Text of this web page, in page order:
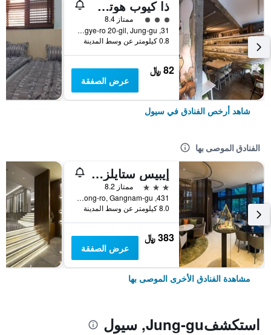
ذا كيوب هوتل - دار ضيافة
تقييم فئة 3ممتاز 8.4
31, Toegye-ro 20-gil, Jung-gu, سيول, كوريا الجنوبية
0.8 كيلومتر عن وسط المدينة
82 ﷼
عرض الصفقة
شاهد أرخص الفنادق في سيول
الفنادق الموصى بها
إيبيس ستايلز أمباسادور سيول غانغنام
3 نجوم
ممتاز 8.2
431, Samseong-ro, Gangnam-gu, سيول, كوريا الجنوبية
8.0 كيلومتر عن وسط المدينة
383 ﷼
عرض الصفقة
مشاهدة الفنادق الأخرى الموصى بها
استكشفJung-gu, سيول